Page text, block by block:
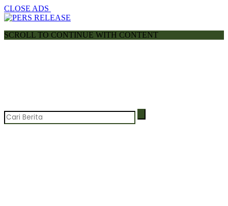
CLOSE ADS
SCROLL TO CONTINUE WITH CONTENT